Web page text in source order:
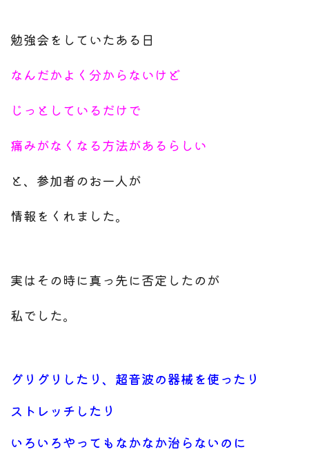
勉強会をしていたある日
なんだかよく分からないけど
じっとしているだけで
痛みがなくなる方法があるらしい
と、参加者のお一人が
情報をくれました。
実はその時に真っ先に否定したのが
私でした。
グリグリしたり、超音波の器械を使ったり
ストレッチしたり
いろいろやってもなかなか治らないのに